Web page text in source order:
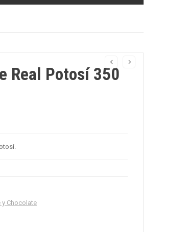
Real Potosí 350
y Chocolate